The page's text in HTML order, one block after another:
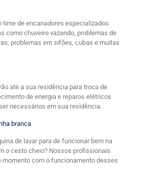
time de encanadores especializados
como chuveiro vazando, problemas de
problemas em sifões, cubas e muitas
até a sua residência para troca de
de energia e reparos elétricos
necessários em sua residência.
branca
de lavar para de funcionar bem na
o cesto cheio? Nossos profissionais
momento com o funcionamento desses